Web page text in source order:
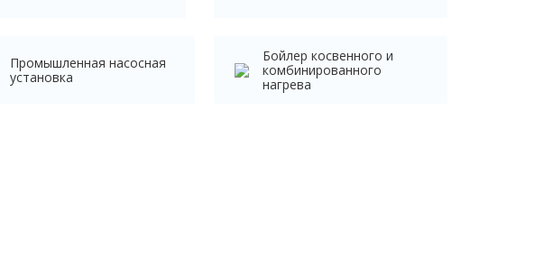
Промышленная насосная
установка
Бойлер косвенного и
комбинированного
нагрева